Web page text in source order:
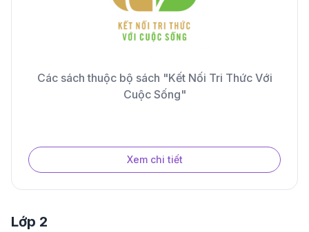
Các sách thuộc bộ sách "Kết Nối Tri Thức Với
Cuộc Sống"
Xem chi tiết
Lớp 2